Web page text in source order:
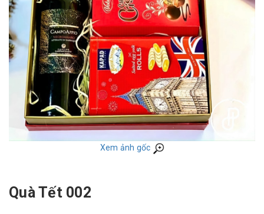
Xem ảnh gốc
Quà Tết 002